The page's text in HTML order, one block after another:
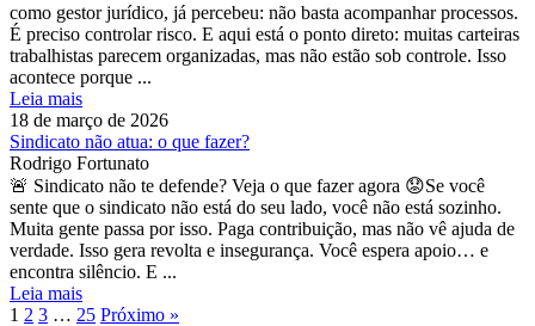
como gestor jurídico, já percebeu: não basta acompanhar processos.
É preciso controlar risco. E aqui está o ponto direto: muitas carteiras
trabalhistas parecem organizadas, mas não estão sob controle. Isso
acontece porque ...
Leia mais
18 de março de 2026
Sindicato não atua: o que fazer?
Rodrigo Fortunato
🚨 Sindicato não te defende? Veja o que fazer agora 😟Se você
sente que o sindicato não está do seu lado, você não está sozinho.
Muita gente passa por isso. Paga contribuição, mas não vê ajuda de
verdade. Isso gera revolta e insegurança. Você espera apoio… e
encontra silêncio. E ...
Leia mais
1 2 3 … 25 Próximo »